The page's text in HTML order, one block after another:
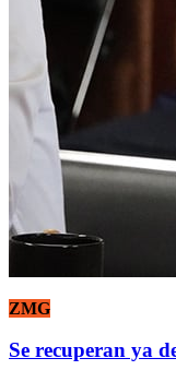
ZMG
Se recuperan ya